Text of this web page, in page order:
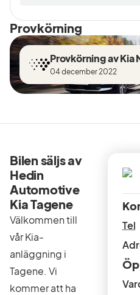
Provkörning
Provkörning av Kia
04 december 2022
Bilen säljs av
Hedin
Automotive
Kia Tagene
Välkommen till
vår Kia-
anläggning i
Tagene. Vi
kommer att ha
Tel